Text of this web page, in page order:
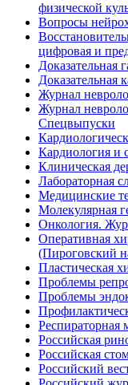
физической
Вопросы
цифровая и
Доказательная
Доказательная
Журнал
Журнал
Спецвыпуски
Кардиология и
Клиническая
Лабораторная
Медицинские
Молекулярная
Онкология.
Оперативная
(Пироговский
Пластическая
Проблемы
Проблемы
Респираторная
Российская
Российская
Российский